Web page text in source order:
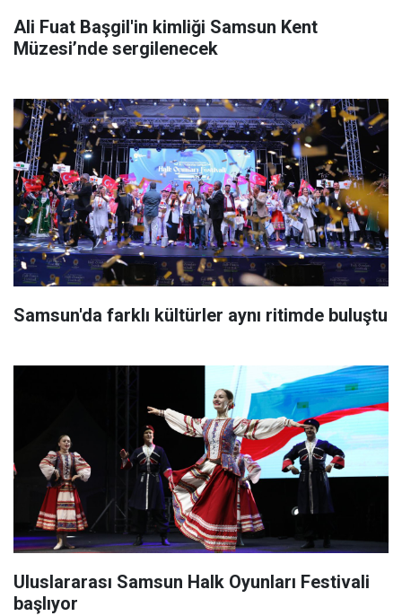
Ali Fuat Başgil'in kimliği Samsun Kent
Müzesi’nde sergilenecek
Samsun'da farklı kültürler aynı ritimde buluştu
Uluslararası Samsun Halk Oyunları Festivali
başlıyor